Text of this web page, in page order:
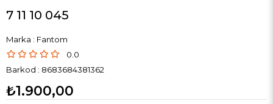
7 11 10 045
Marka : Fantom
0.0
Barkod : 8683684381362
₺1.900,00